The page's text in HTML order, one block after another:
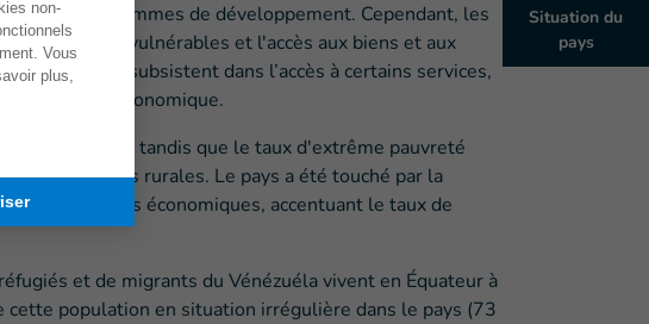
Situation du
pays
et de programmes de développement. Cependant, les
populations vulnérables et l'accès aux biens et aux
inégalités subsistent dans l’accès à certains services,
l’insertion économique.
la population, tandis que le taux d'extrême pauvreté
les zones rurales. Le pays a été touché par la
conséquences économiques, accentuant le taux de
et de migrants du Vénézuéla vivent en Équateur à
cette population en situation irrégulière dans le pays (73